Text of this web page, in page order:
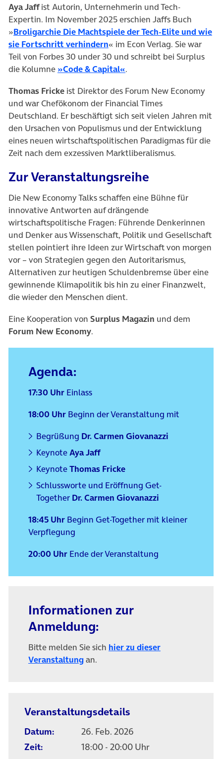
Aya Jaffist Autorin, Unternehmerin und Tech-
Expertin. Im November 2025 erschien Jaffs Buch
»Broligarchie Die Machtspiele der Tech-Elite und wie
sie Fortschritt verhindern« im Econ Verlag. Sie war
Teil von Forbes 30 under 30 und schreibt bei Surplus
die Kolumne »Code & Capital«.
Thomas Fricke ist Direktor des Forum New Economy
und war Chefökonom der Financial Times
Deutschland. Er beschäftigt sich seit vielen Jahren mit
den Ursachen von Populismus und der Entwicklung
eines neuen wirtschaftspolitischen Paradigmas für die
Zeit nach dem exzessiven Marktliberalismus.
Zur Veranstaltungsreihe
Die New Economy Talks schaffen eine Bühne für
innovative Antworten auf drängende
wirtschaftspolitische Fragen: Führende Denkerinnen
und Denker aus Wissenschaft, Politik und Gesellschaft
stellen pointiert ihre Ideen zur Wirtschaft von morgen
vor – von Strategien gegen den Autoritarismus,
Alternativen zur heutigen Schuldenbremse über eine
gewinnende Klimapolitik bis hin zu einer Finanzwelt,
die wieder den Menschen dient.
Eine Kooperation von Surplus Magazin und dem
Forum New Economy.
Agenda:
17:30 Uhr Einlass
18:00 Uhr Beginn der Veranstaltung mit
Begrüßung Dr. Carmen Giovanazzi
KeynoteAya Jaff
KeynoteThomas Fricke
Schlussworte und Eröffnung Get-
Together Dr. Carmen Giovanazzi
18:45 Uhr Beginn Get-Together mit kleiner
Verpflegung
20:00 Uhr Ende der Veranstaltung
Informationen zur
Anmeldung:
Bitte melden Sie sich hier zu dieser
Veranstaltung(öffnet in neuem Tab)
an.
Veranstaltungsdetails
Datum:
26. Feb. 2026
Zeit:
18:00 - 20:00 Uhr